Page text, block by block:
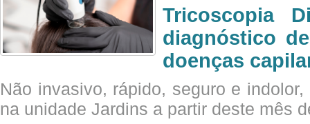
Tricoscopia
diagnóstico
doenças
Não invasivo, rápido, seguro e
na unidade Jardins a partir deste mês